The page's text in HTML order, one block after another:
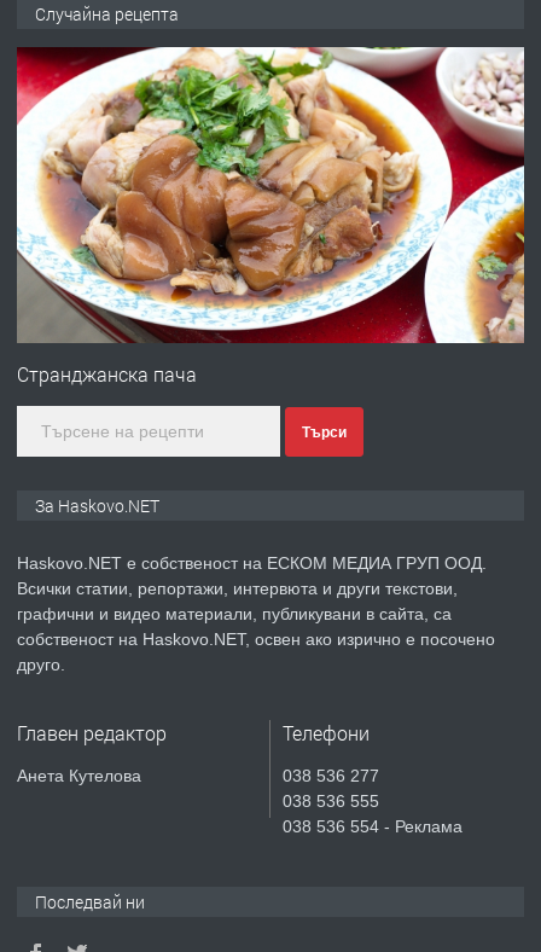
АПАРТАМЕНТ В ЦЕНТЪРА НА ГР.
ХАСКОВО
преди 4 дни
ПРЕДЛАГА Давам гараж под наем
преди 4 дни
ПРЕДЛАГА
№4120 Магазин/Офис под наем в кв.
градската градина!
преди 5 дни
ПРЕДЛАГА
Продавам парцел в гр. Хасково кв.
СГЛОБЯВАНЕ НА МЕБЕЛИ.
Случайна рецепта
Странджанска пача
Търси
За Haskovo.NET
Haskovo.NET е собственост на ЕСКОМ МЕДИА ГРУП ООД.
Всички статии, репортажи, интервюта и други текстови,
графични и видео материали, публикувани в сайта, са
собственост на Haskovo.NET, освен ако изрично е посочено
друго.
Главен редактор
Анета Кутелова
Телефони
038 536 277
038 536 555
038 536 554 - Реклама
Последвай ни